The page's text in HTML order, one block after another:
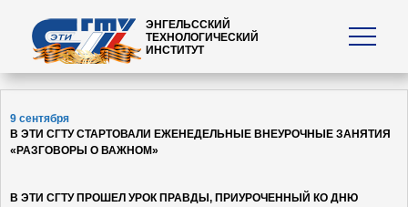
ЭНГЕЛЬССКИЙ
ТЕХНОЛОГИЧЕСКИЙ
ИНСТИТУТ
9 сентября
В ЭТИ СГТУ СТАРТОВАЛИ ЕЖЕНЕДЕЛЬНЫЕ ВНЕУРОЧНЫЕ ЗАНЯТИЯ
«РАЗГОВОРЫ О ВАЖНОМ»
В ЭТИ СГТУ ПРОШЕЛ УРОК ПРАВДЫ, ПРИУРОЧЕННЫЙ КО ДНЮ